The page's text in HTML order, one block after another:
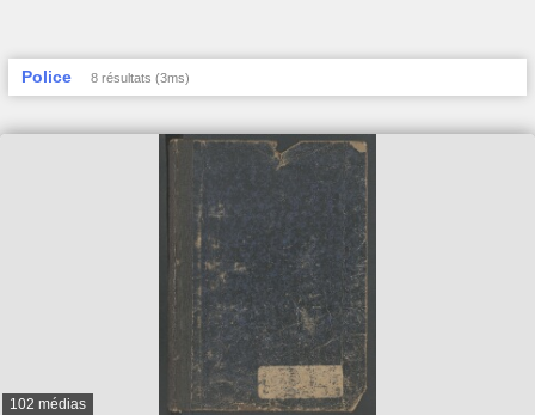
Police 8 résultats (3ms)
102 médias